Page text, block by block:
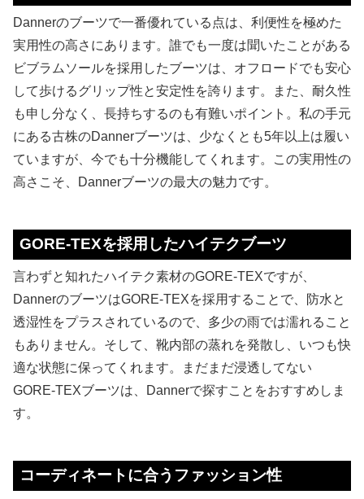
Dannerのブーツで一番優れている点は、利便性を極めた
実用性の高さにあります。誰でも一度は聞いたことがある
ビブラムソールを採用したブーツは、オフロードでも安心
して歩けるグリップ性と安定性を誇ります。また、耐久性
も申し分なく、長持ちするのも有難いポイント。私の手元
にある古株のDannerブーツは、少なくとも5年以上は履い
ていますが、今でも十分機能してくれます。この実用性の
高さこそ、Dannerブーツの最大の魅力です。
GORE-TEXを採用したハイテクブーツ
言わずと知れたハイテク素材のGORE-TEXですが、
DannerのブーツはGORE-TEXを採用することで、防水と
透湿性をプラスされているので、多少の雨では濡れること
もありません。そして、靴内部の蒸れを発散し、いつも快
適な状態に保ってくれます。まだまだ浸透してない
GORE-TEXブーツは、Dannerで探すことをおすすめしま
す。
コーディネートに合うファッション性